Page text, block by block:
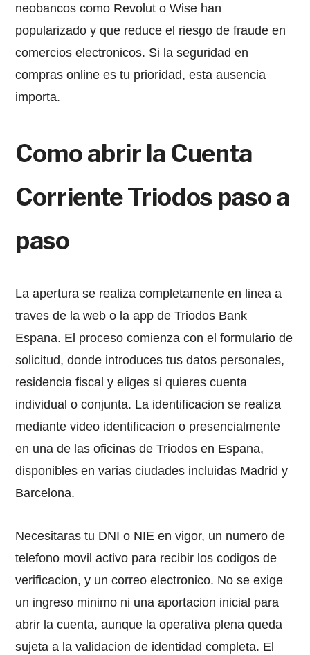
neobancos como Revolut o Wise han
popularizado y que reduce el riesgo de fraude en
comercios electronicos. Si la seguridad en
compras online es tu prioridad, esta ausencia
importa.
Como abrir la Cuenta
Corriente Triodos paso a
paso
La apertura se realiza completamente en linea a
traves de la web o la app de Triodos Bank
Espana. El proceso comienza con el formulario de
solicitud, donde introduces tus datos personales,
residencia fiscal y eliges si quieres cuenta
individual o conjunta. La identificacion se realiza
mediante video identificacion o presencialmente
en una de las oficinas de Triodos en Espana,
disponibles en varias ciudades incluidas Madrid y
Barcelona.
Necesitaras tu DNI o NIE en vigor, un numero de
telefono movil activo para recibir los codigos de
verificacion, y un correo electronico. No se exige
un ingreso minimo ni una aportacion inicial para
abrir la cuenta, aunque la operativa plena queda
sujeta a la validacion de identidad completa. El